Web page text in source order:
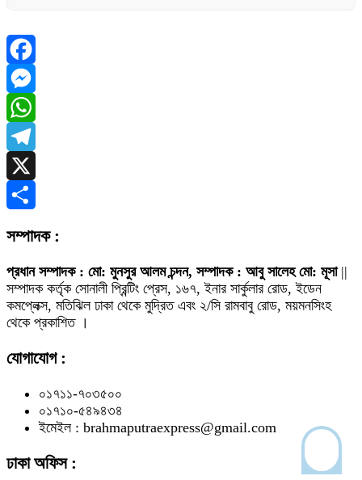
Facebook
Messenger
WhatsApp
Telegram
X
সম্পাদক :
প্রধান সম্পাদক : মো: মুনসুর আলম চন্দন, সম্পাদক : আবু সালেহ মো: মূসা||
সম্পাদক কর্তৃক সোনালী প্রিন্টিং প্রেস, ১৬৭, ইনার সার্কুলার রোড, ইডেন
কমপ্লেক্স, মতিঝিল ঢাকা থেকে মুদ্রিত এবং ২/সি রামবাবু রোড, ময়মনসিংহ
থেকে প্রকাশিত ।
যোগাযোগ :
০১৭১১-৭০৩৫০০
০১৭১০-৫৪৯৪৩৪
ইমেইল : brahmaputraexpress@gmail.com
ঢাকা অফিস :